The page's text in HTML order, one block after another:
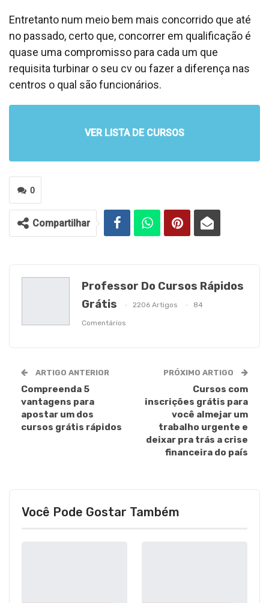
Entretanto num meio bem mais concorrido que até
no passado, certo que, concorrer em qualificação é
quase uma compromisso para cada um que
requisita turbinar o seu cv ou fazer a diferença nas
centros o qual são funcionários.
VER LISTA DE CURSOS
0
Compartilhar
Professor Do Cursos Rápidos
Grátis
2206 Artigos 84
Comentários
ARTIGO ANTERIOR
Compreenda 5
vantagens para
apostar um dos
cursos grátis rápidos
PRÓXIMO ARTIGO
Cursos com
inscrições grátis para
você almejar um
trabalho urgente e
deixar pra trás a crise
financeira do país
Você Pode Gostar Também